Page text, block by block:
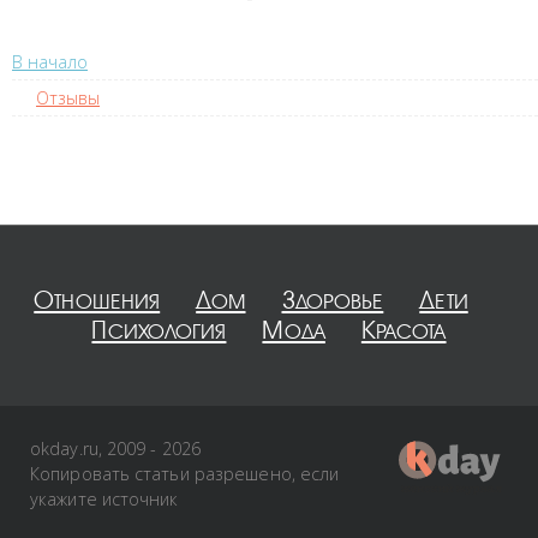
В начало
Отзывы
Отношения Дом Здоровье
Дети
Психология
Мода Красота
okday.ru, 2009 - 2026
Копировать статьи разрешено, если
укажите источник